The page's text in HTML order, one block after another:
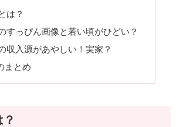
は？
すっぴん画像と若い頃がひどい？
収入源があやしい！実家？
まとめ